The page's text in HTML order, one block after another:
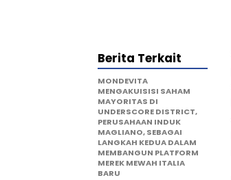
Berita Terkait
MONDEVITA
MENGAKUISISI SAHAM
MAYORITAS DI
UNDERSCORE DISTRICT,
PERUSAHAAN INDUK
MAGLIANO, SEBAGAI
LANGKAH KEDUA DALAM
MEMBANGUN PLATFORM
MEREK MEWAH ITALIA
BARU